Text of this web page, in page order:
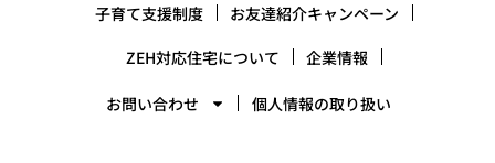
子育て支援制度
お友達紹介キャンペーン
ZEH対応住宅について
企業情報
お問い合わせ 個人情報の取り扱い